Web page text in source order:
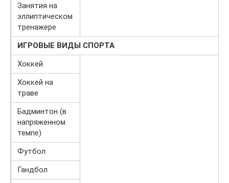
Занятия на
эллиптическом
тренажере
ИГРОВЫЕ ВИДЫ СПОРТА
Хоккей
Хоккей на
траве
Бадминтон (в
напряженном
темпе)
Футбол
Гандбол